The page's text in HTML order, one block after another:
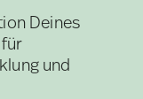
Deines
und